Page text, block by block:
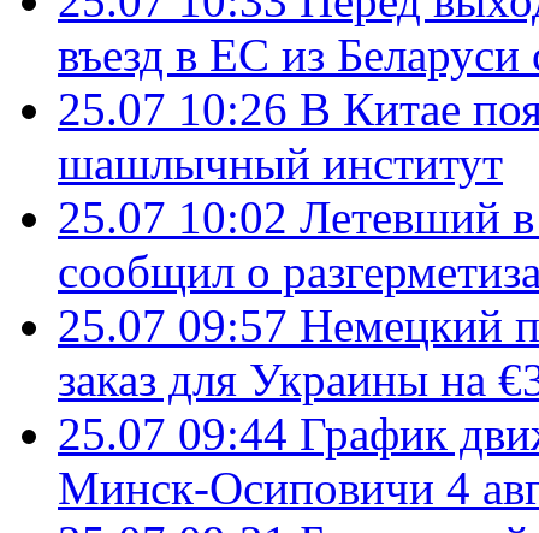
въезд в ЕС из Беларуси
25.07 10:26 В Китае
шашлычный институт
25.07 10:02 Летевший
сообщил о
25.07 09:57 Немецкий
заказ для Украины на
25.07 09:44 График
Минск-Осиповичи 4